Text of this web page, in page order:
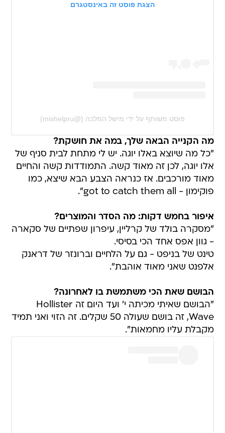
הצגת פוסט זה באינסטגרם
פוסט משותף על ידי ‏‎מישל המלכה‎‏ (@‏‎mishelpru‎‏)
מה הקנייה הבאה שלך, במה את חושקת?
"כל מה שיוצא באלו יוגה. יש לי מתחת לבית סניף של
אלו יוגה, לכן זה מאוד קשה. התמודדות קשה והחיים
מאוד מורכבים. אז כנראה הצבע הבא שיצא, כמו
פוקימון - got to catch them all".
איפור בחמש דקות: מה הסדר והמוצרים?
"מסקרה בולד של קרליין, עיפרון שפתיים של סקארה
- גוון אפס אחד הכי בסיסי.
טינט של בניפט - גם על הלחיים וברונזר של דראנק
אלפנט שאני מאוד אוהבת".
הבושם שאת הכי משתמשת בו לאחרונה?
"הבושם שאיתי מכיתה י' ועד היום זה Hollister
Wave, זה בושם שעולה 50 שקלים. זה הזוי ואני תמיד
מקבלת עליו מחמאות".